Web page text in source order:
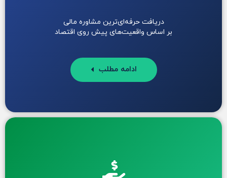
دریافت حرفه‌ای‌ترین مشاوره مالی
بر اساس واقعیت‌های پیش روی اقتصاد
ادامه مطلب